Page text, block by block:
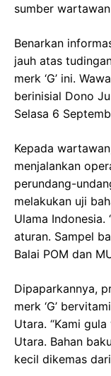
sumber
Benarkan
jauh atas
merk ‘G’ ini.
berinisial Dono
Selasa 6
Kepada
menjalankan
perundang-
melakukan uji
Ulama Indonesia.
aturan. Sampel
Balai POM dan
Dipaparkannya,
merk ‘G’
Utara. “Kami
Utara. Bahan
kecil dikemas